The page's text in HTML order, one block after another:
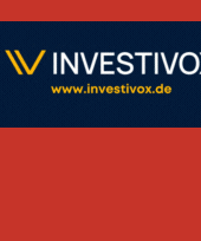
Subscribe to RSS